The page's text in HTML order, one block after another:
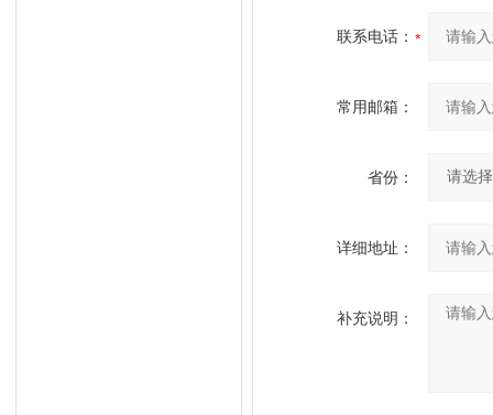
联系电话：
常用邮箱：
省份：
详细地址：
补充说明：